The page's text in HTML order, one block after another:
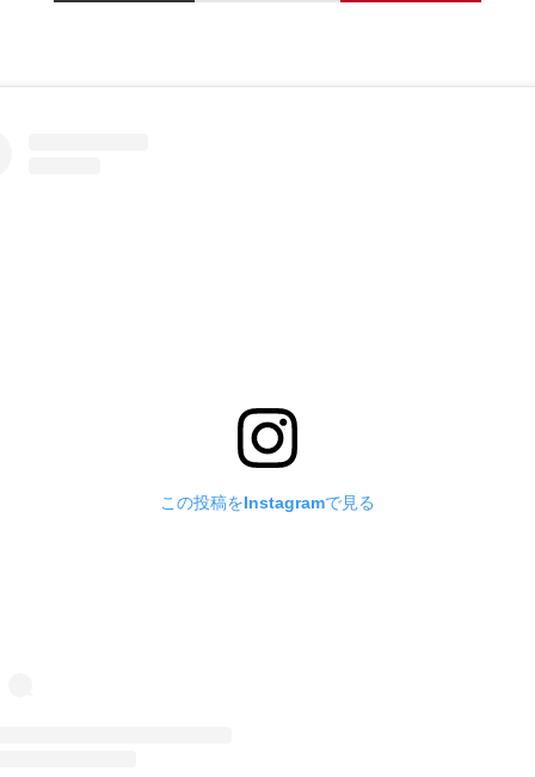
この投稿をInstagramで見る